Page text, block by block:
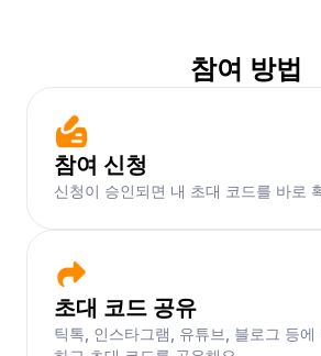
참여 방법
참여 신청
신청이 승인되면 내 초대 코드를 바로
초대 코드 공유
틱톡, 인스타그램, 유튜브, 블로그 등에